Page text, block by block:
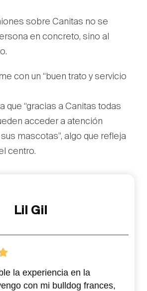
sobre Canitas no se
en concreto, sino al
con un “buen trato y servicio
que “gracias a Canitas todas
acceder a atención
mascotas”, algo que refleja
centro.
Lil Gil
la experiencia en la
con mi bulldog frances,